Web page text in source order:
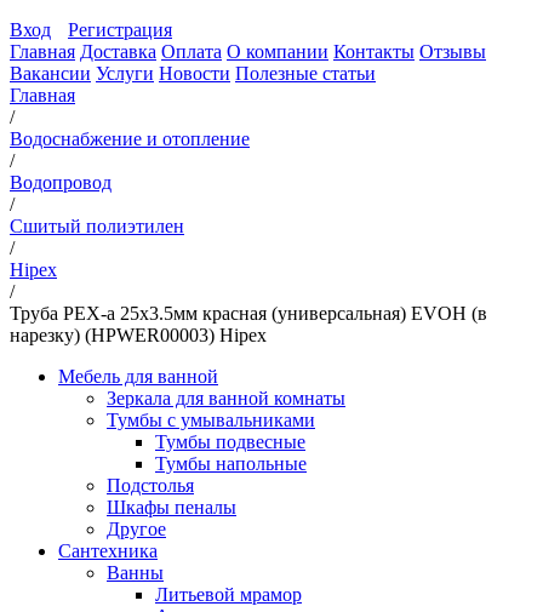
Вход
Регистрация
Главная Доставка Оплата О компании Контакты Отзывы
Вакансии Услуги Новости Полезные статьи
Главная
/
Водоснабжение и отопление
/
Водопровод
/
Сшитый полиэтилен
/
Hipex
/
Труба PEX-a 25х3.5мм красная (универсальная) EVOH (в
нарезку) (HPWER00003) Hipex
Мебель для ванной
Зеркала для ванной комнаты
Тумбы с умывальниками
Тумбы подвесные
Тумбы напольные
Подстолья
Шкафы пеналы
Другое
Сантехника
Ванны
Литьевой мрамор